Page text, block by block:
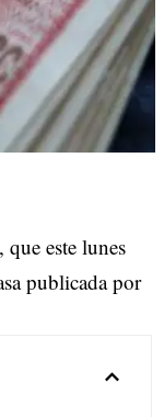
, que este lunes
publicada por